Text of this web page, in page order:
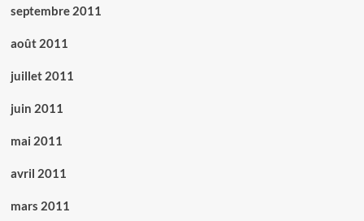
septembre 2011
août 2011
juillet 2011
juin 2011
mai 2011
avril 2011
mars 2011